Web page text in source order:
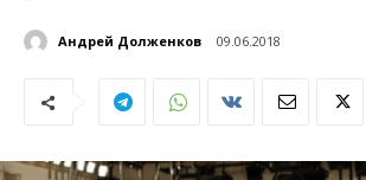
Андрей Долженков 09.06.2018